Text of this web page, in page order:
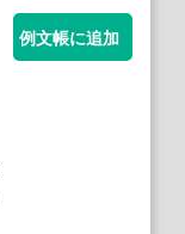
例文帳に追加